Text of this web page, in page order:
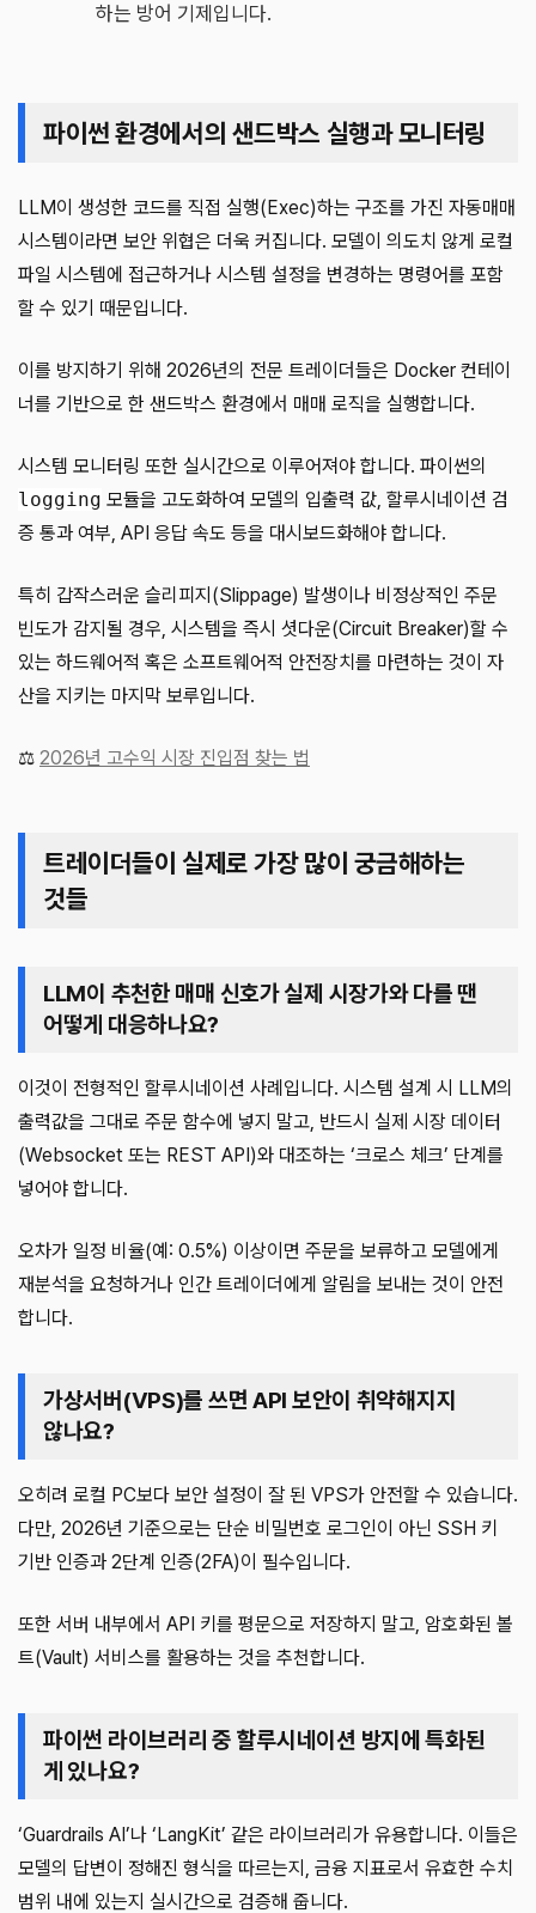
하는 방어 기제입니다.
파이썬 환경에서의 샌드박스 실행과 모니터링
LLM이 생성한 코드를 직접 실행(Exec)하는 구조를 가진 자동매매
시스템이라면 보안 위협은 더욱 커집니다. 모델이 의도치 않게 로컬
파일 시스템에 접근하거나 시스템 설정을 변경하는 명령어를 포함
할 수 있기 때문입니다.
이를 방지하기 위해 2026년의 전문 트레이더들은 Docker 컨테이
너를 기반으로 한 샌드박스 환경에서 매매 로직을 실행합니다.
시스템 모니터링 또한 실시간으로 이루어져야 합니다. 파이썬의
logging 모듈을 고도화하여 모델의 입출력 값, 할루시네이션 검
증 통과 여부, API 응답 속도 등을 대시보드화해야 합니다.
특히 갑작스러운 슬리피지(Slippage) 발생이나 비정상적인 주문
빈도가 감지될 경우, 시스템을 즉시 셧다운(Circuit Breaker)할 수
있는 하드웨어적 혹은 소프트웨어적 안전장치를 마련하는 것이 자
산을 지키는 마지막 보루입니다.
⚖️ 2026년 고수익 시장 진입점 찾는 법
트레이더들이 실제로 가장 많이 궁금해하는
것들
LLM이 추천한 매매 신호가 실제 시장가와 다를 땐
어떻게 대응하나요?
이것이 전형적인 할루시네이션 사례입니다. 시스템 설계 시 LLM의
출력값을 그대로 주문 함수에 넣지 말고, 반드시 실제 시장 데이터
(Websocket 또는 REST API)와 대조하는 ‘크로스 체크’ 단계를
넣어야 합니다.
오차가 일정 비율(예: 0.5%) 이상이면 주문을 보류하고 모델에게
재분석을 요청하거나 인간 트레이더에게 알림을 보내는 것이 안전
합니다.
가상서버(VPS)를 쓰면 API 보안이 취약해지지
않나요?
오히려 로컬 PC보다 보안 설정이 잘 된 VPS가 안전할 수 있습니다.
다만, 2026년 기준으로는 단순 비밀번호 로그인이 아닌 SSH 키
기반 인증과 2단계 인증(2FA)이 필수입니다.
또한 서버 내부에서 API 키를 평문으로 저장하지 말고, 암호화된 볼
트(Vault) 서비스를 활용하는 것을 추천합니다.
파이썬 라이브러리 중 할루시네이션 방지에 특화된
게 있나요?
‘Guardrails AI’나 ‘LangKit’ 같은 라이브러리가 유용합니다. 이들은
모델의 답변이 정해진 형식을 따르는지, 금융 지표로서 유효한 수치
범위 내에 있는지 실시간으로 검증해 줍니다.